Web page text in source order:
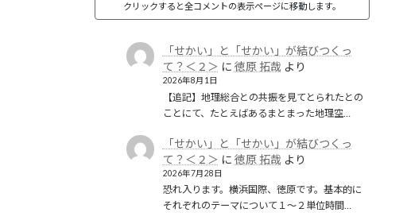
クリックすると全コメントの表示ページに移動します。
「せかい」と「せかい」が結びつくっ
て？＜２＞ に 徳原 拓哉 より
2026年8月1日
【追記】地理総合との共振を見てとられたとの
ことにて、たとえばあるまとまった地理空…
「せかい」と「せかい」が結びつくっ
て？＜２＞ に 徳原 拓哉 より
2026年7月28日
恐れ入ります。横浜国際、徳原です。基本的に
それぞれのテーマについて１〜２単位時間…